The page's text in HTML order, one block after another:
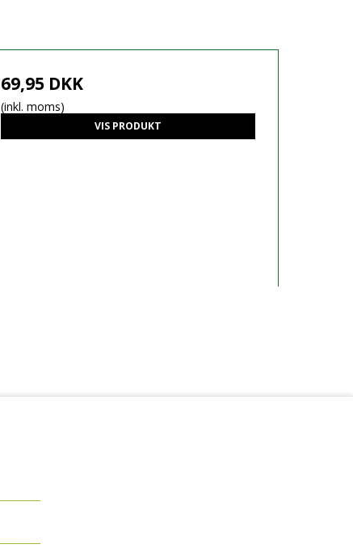
69,95 DKK
(inkl. moms)
VIS PRODUKT